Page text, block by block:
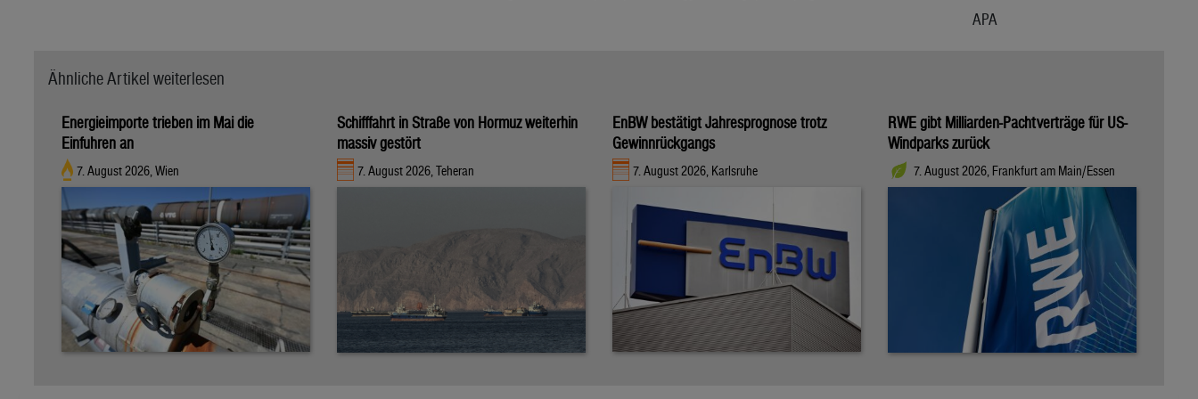
APA
Ähnliche Artikel weiterlesen
Energieimporte trieben im Mai die
Einfuhren an
7. August 2026, Wien
Schifffahrt in Straße von Hormuz weiterhin
massiv gestört
7. August 2026, Teheran
EnBW bestätigt Jahresprognose trotz
Gewinnrückgangs
7. August 2026, Karlsruhe
RWE gibt Milliarden-Pachtverträge für US-
Windparks zurück
7. August 2026, Frankfurt am Main/Essen